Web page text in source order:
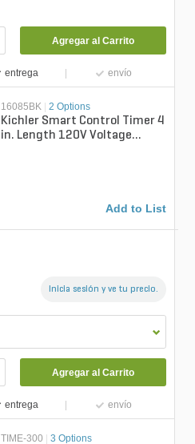
Agregar al Carrito
entrega envío
16085BK | 2 Options
Kichler Smart Control Timer 4
in. Length 120V Voltage
Add to List
Inicia sesión y ve tu precio.
Agregar al Carrito
entrega envío
TIME-300 3 Options